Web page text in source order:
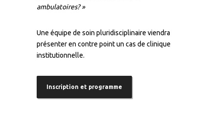
ambulatoires? »
Une équipe de soin pluridisciplinaire viendra
présenter en contre point un cas de clinique
institutionnelle.
Inscription et programme